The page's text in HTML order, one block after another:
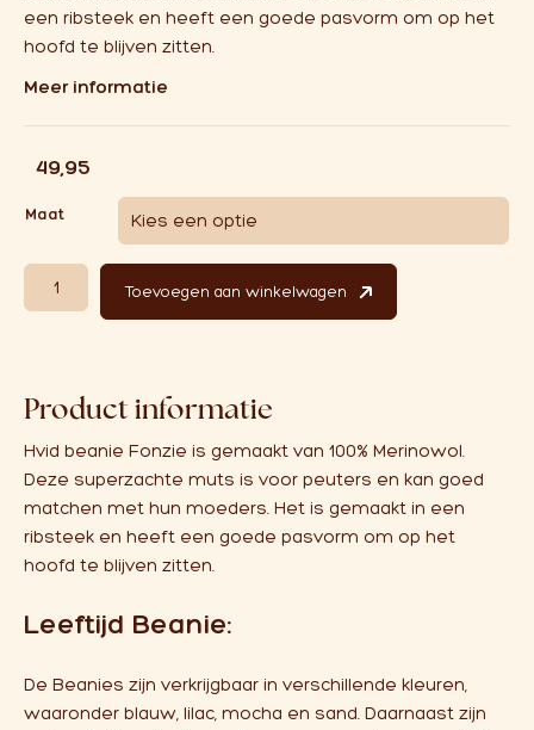
een ribsteek en heeft een goede pasvorm om op het
hoofd te blijven zitten.
Meer informatie
€49,95
Maat
Hvid Beanie Fonzie Cotton Candy aantal
Toevoegen aan winkelwagen
Product informatie
Hvid beanie Fonzie is gemaakt van 100% Merinowol.
Deze superzachte muts is voor peuters en kan goed
matchen met hun moeders. Het is gemaakt in een
ribsteek en heeft een goede pasvorm om op het
hoofd te blijven zitten.
Leeftijd Beanie:
De Beanies zijn verkrijgbaar in verschillende kleuren,
waaronder blauw, lilac, mocha en sand. Daarnaast zijn